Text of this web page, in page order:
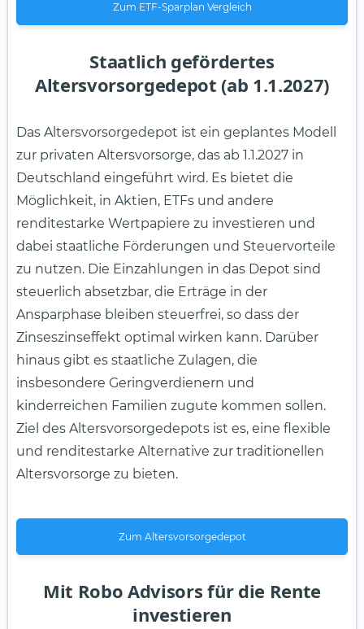
Zum ETF-Sparplan Vergleich
Staatlich gefördertes
Altersvorsorgedepot (ab 1.1.2027)
Das Altersvorsorgedepot ist ein geplantes Modell
zur privaten Altersvorsorge, das ab 1.1.2027 in
Deutschland eingeführt wird. Es bietet die
Möglichkeit, in Aktien, ETFs und andere
renditestarke Wertpapiere zu investieren und
dabei staatliche Förderungen und Steuervorteile
zu nutzen. Die Einzahlungen in das Depot sind
steuerlich absetzbar, die Erträge in der
Ansparphase bleiben steuerfrei, so dass der
Zinseszinseffekt optimal wirken kann. Darüber
hinaus gibt es staatliche Zulagen, die
insbesondere Geringverdienern und
kinderreichen Familien zugute kommen sollen.
Ziel des Altersvorsorgedepots ist es, eine flexible
und renditestarke Alternative zur traditionellen
Altersvorsorge zu bieten.
Zum Altersvorsorgedepot
Mit Robo Advisors für die Rente
investieren